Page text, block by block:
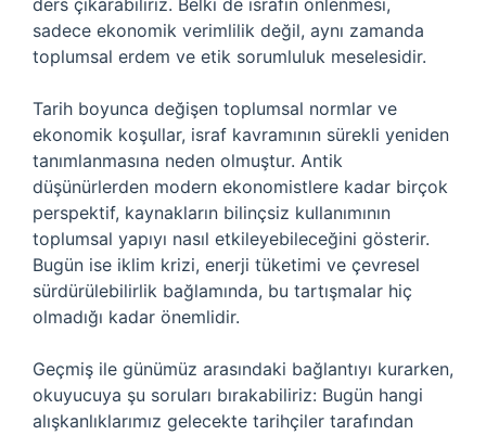
ders çıkarabiliriz. Belki de israfın önlenmesi,
sadece ekonomik verimlilik değil, aynı zamanda
toplumsal erdem ve etik sorumluluk meselesidir.
Tarih boyunca değişen toplumsal normlar ve
ekonomik koşullar, israf kavramının sürekli yeniden
tanımlanmasına neden olmuştur. Antik
düşünürlerden modern ekonomistlere kadar birçok
perspektif, kaynakların bilinçsiz kullanımının
toplumsal yapıyı nasıl etkileyebileceğini gösterir.
Bugün ise iklim krizi, enerji tüketimi ve çevresel
sürdürülebilirlik bağlamında, bu tartışmalar hiç
olmadığı kadar önemlidir.
Geçmiş ile günümüz arasındaki bağlantıyı kurarken,
okuyucuya şu soruları bırakabiliriz: Bugün hangi
alışkanlıklarımız gelecekte tarihçiler tarafından